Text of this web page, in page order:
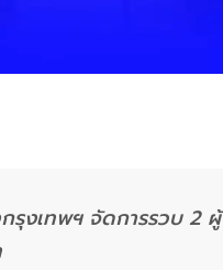
งเทพฯ จัดการรวบ 2